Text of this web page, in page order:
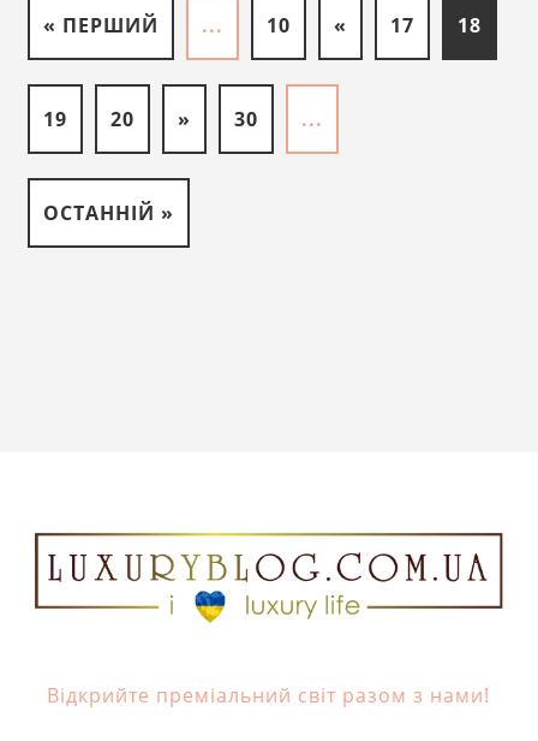
« ПЕРШИЙ ... 10 « 17 18
19 20 » 30 ...
ОСТАННІЙ »
Відкрийте преміальний світ разом з нами!